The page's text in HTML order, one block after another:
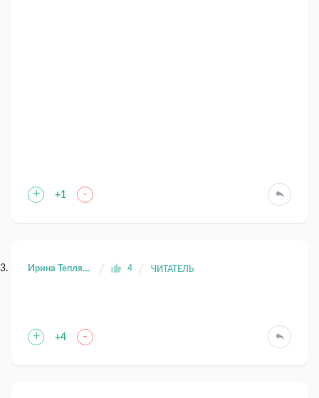
+ +1 -
Ирина Теплякова 4 ЧИТАТЕЛЬ
+ +4 -